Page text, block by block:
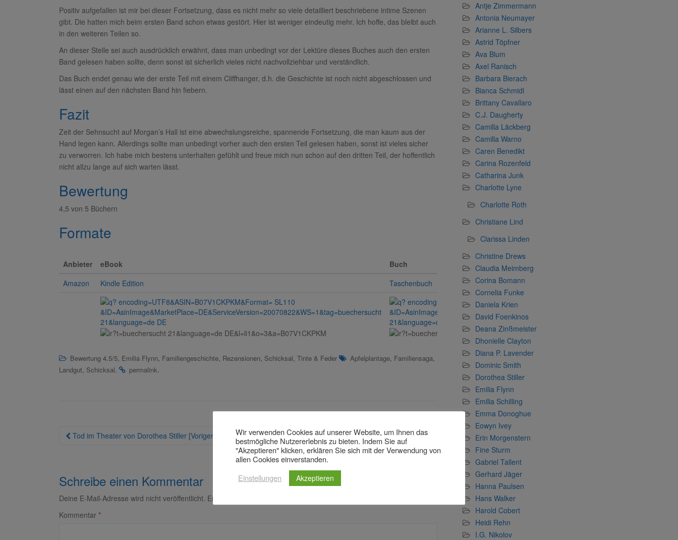
Positiv aufgefallen ist mir bei dieser Fortsetzung, dass es nicht mehr so viele detailliert beschriebene intime Szenen
gibt. Die hatten mich beim ersten Band schon etwas gestört. Hier ist weniger eindeutig mehr. Ich hoffe, das bleibt auch
in den weiteren Teilen so.
An dieser Stelle sei auch ausdrücklich erwähnt, dass man unbedingt vor der Lektüre dieses Buches auch den ersten
Band gelesen haben sollte, denn sonst ist sicherlich vieles nicht nachvollziehbar und verständlich.
Das Buch endet genau wie der erste Teil mit einem Cliffhanger, d.h. die Geschichte ist noch nicht abgeschlossen und
lässt einen auf den nächsten Band hin fiebern.
Fazit
Zeit der Sehnsucht auf Morgan’s Hall ist eine abwechslungsreiche, spannende Fortsetzung, die man kaum aus der
Hand legen kann. Allerdings sollte man unbedingt vorher auch den ersten Teil gelesen haben, sonst ist vieles sicher
zu verworren. Ich habe mich bestens unterhalten gefühlt und freue mich nun schon auf den dritten Teil, der hoffentlich
nicht allzu lange auf sich warten lässt.
Bewertung
4,5 von 5 Büchern
Formate
Anbieter eBook
Buch
Amazon
Kindle Edition Taschenbuch
Bewertung 4.5/5, Emilia Flynn, Familiengeschichte, Rezensionen, Schicksal, Tinte & Feder Apfelplantage, Familiensaga,
Landgut, Schicksal. permalink.
Beitragsnavigation
Tod im Theater von Dorothea Stiller [Voriger Beitrag]
Die Herrin der Lettern von Sophia Langner [Nächster Beitrag]
Schreibe einen Kommentar
Deine E-Mail-Adresse wird nicht veröffentlicht. Erforderliche Felder sind mit
Kommentar *
Antje Zimmermann
Antonia Neumayer
Arianne L. Silbers
Astrid Töpfner
Ava Blum
Axel Ranisch
Barbara Bierach
Bianca Schmidl
Brittany Cavallaro
C.J. Daugherty
Camilla Läckberg
Camilla Warno
Caren Benedikt
Carina Rozenfeld
Catharina Junk
Charlotte Lyne
Charlotte Roth
Christiane Lind
Clarissa Linden
Christine Drews
Claudia Meimberg
Corina Bomann
Cornelia Funke
Daniela Krien
David Foenkinos
Deana Zinßmeister
Dhonielle Clayton
Diana P. Lavender
Dominic Smith
Dorothea Stiller
Emilia Flynn
Emilia Schilling
Emma Donoghue
Eowyn Ivey
Erin Morgenstern
Fine Sturm
Gabriel Tallent
Gerhard Jäger
Hanna Paulsen
Hans Walker
Harold Cobert
Heidi Rehn
I.G. Nikolov
Wir verwenden Cookies auf unserer Website, um Ihnen das
bestmögliche Nutzererlebnis zu bieten. Indem Sie auf
"Akzeptieren" klicken, erklären Sie sich mit der Verwendung von
allen Cookies einverstanden.
Einstellungen
Akzeptieren